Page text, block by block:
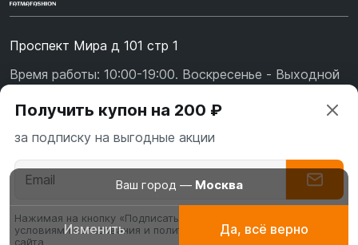
Абаи Платья для
Проспект Мира д 101 стр 1
Время работы: 10:00-19:00. Воскресенье - Выходной
+7 (926) 478-75-47
fatmafashion@mail.ru
О бренде
Доставка
Оплата
Получить купон на 200 ₽
за подписку на выгодные акции
Нажимая на кнопку «Подписаться» вы соглашаетесь с
условиями пользования и политикой конфиденциальности
сайта
Ваш город — Москва
Изменить Да, всё верно